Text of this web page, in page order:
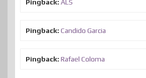
Pingback: ALS
Pingback: Candido Garcia
Pingback: Rafael Coloma